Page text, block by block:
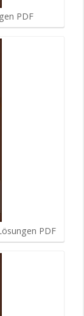
PDF
PDF